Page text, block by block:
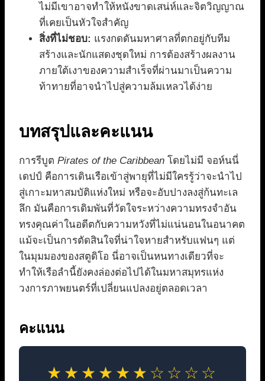
ไม่มีเขาอาจทำให้หนังขาดเสน่ห์และจิตวิญญาณ
ที่เคยเป็นหัวใจสำคัญ
สิ่งที่ไม่ชอบ: แรงกดดันมหาศาลที่ตกอยู่กับทีม
สร้างและนักแสดงชุดใหม่ การต้องสร้างผลงาน
ภายใต้เงาของความสำเร็จที่ผ่านมาเป็นความ
ท้าทายที่อาจนำไปสู่ความล้มเหลวได้ง่าย
บทสรุปและคะแนน
การรีบูต Pirates of the Caribbean โดยไม่มี จอห์นนี่
เดปป์ คือการเดินเรือเข้าสู่พายุที่ไม่มีใครรู้ว่าจะนำไป
สู่เกาะมหาสมบัติแห่งใหม่ หรือจะอับปางลงสู่ก้นทะเล
ลึก มันคือการเดิมพันที่วัดใจระหว่างความทรงจำอัน
ทรงคุณค่าในอดีตกับความหวังที่ไม่แน่นอนในอนาคต
แม้จะเป็นการตัดสินใจที่น่าใจหายสำหรับแฟนๆ แต่
ในมุมมองของสตูดิโอ นี่อาจเป็นหนทางเดียวที่จะ
ทำให้เรือลำนี้ยังคงล่องต่อไปได้ในมหาสมุทรแห่ง
วงการภาพยนตร์ที่เปลี่ยนแปลงอยู่ตลอดเวลา
คะแนน
★★★★★★☆☆☆☆